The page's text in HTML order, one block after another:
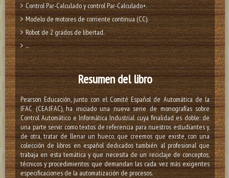
Control Par-Calculado y control Par-Calculado+.
Modelo de motores de corriente continua (CC).
Robot de 2 grados de libertad.
...
Resumen del libro
Pearson Educación, junto con el Comité Español de Automática de la
IFAC (CEA:IFAC), ha iniciado una nueva serie de monografías sobre
Control Automático e Informática Industrial cuya finalidad es doble: de
una parte servir como textos de referencia para nuestros estudiantes y,
de otra, tratar de llenar un hueco, que creemos que existe, con una
colección de libros en español dedicados también al profesional que
trabaja en esta temática y que necesita de un reciclaje de conceptos,
técnicos y procedimientos que demandan las cada vez más exigentes
especificaciones de la automatización de procesos.